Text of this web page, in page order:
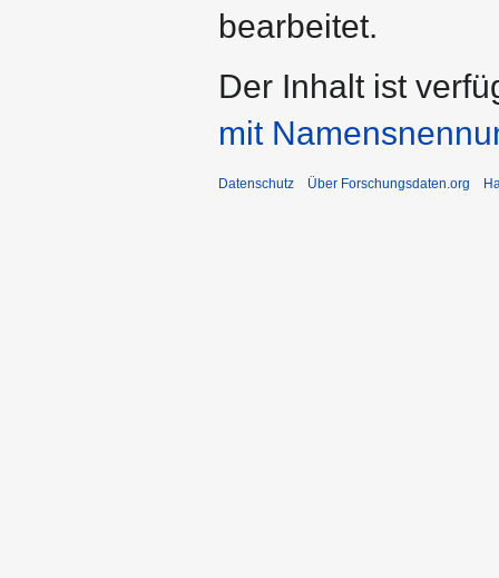
bearbeitet.
Der Inhalt ist
mit
Datenschutz Über Forschungsdaten.org